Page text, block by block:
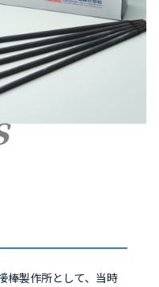
棒製作所として、当時